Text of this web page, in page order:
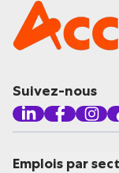
Suivez-nous
Emplois par